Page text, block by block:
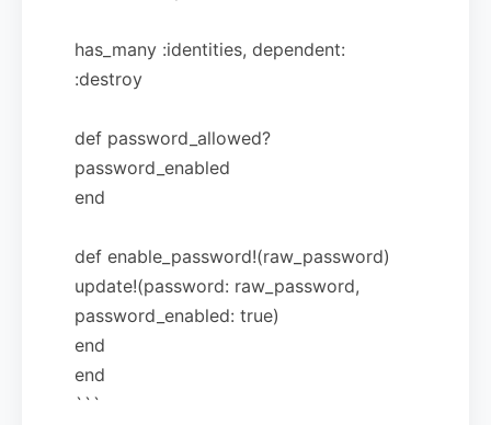
has_many :identities, dependent:
:destroy
def password_allowed?
password_enabled
end
def enable_password!(raw_password)
update!(password: raw_password,
password_enabled: true)
end
end
```